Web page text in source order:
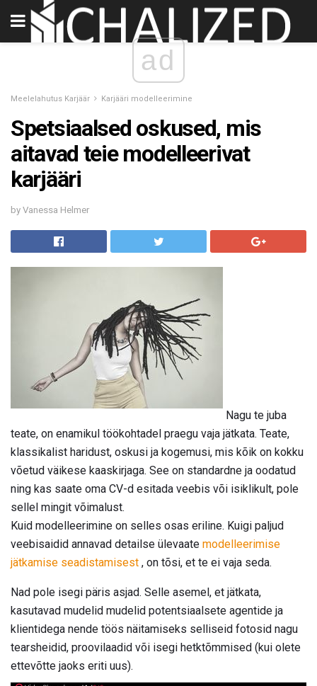
ad
Meelelahutus Karjäär Karjääri modelleerimine
Spetsiaalsed oskused, mis
aitavad teie modelleerivat
karjääri
by Vanessa Helmer
Nagu te juba
teate, on enamikul töökohtadel praegu vaja jätkata. Teate,
klassikalist haridust, oskusi ja kogemusi, mis kõik on kokku
võetud väikese kaaskirjaga. See on standardne ja oodatud
ning kas saate oma CV-d esitada veebis või isiklikult, pole
sellel mingit võimalust.
Kuid modelleerimine on selles osas eriline. Kuigi paljud
veebisaidid annavad detailse ülevaate modelleerimise
jätkamise seadistamisest , on tõsi, et te ei vaja seda.
Nad pole isegi päris asjad. Selle asemel, et jätkata,
kasutavad mudelid mudelid potentsiaalsete agentide ja
klientidega nende töös näitamiseks selliseid fotosid nagu
tearsheidid, proovilaadid või isegi hetktõmmised (kui olete
ettevõtte jaoks eriti uus).